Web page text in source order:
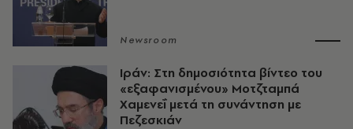
Newsroom
Ιράν: Στη δημοσιότητα βίντεο του
«εξαφανισμένου» Μοτζταμπά
Χαμενεΐ μετά τη συνάντηση με
Πεζεσκιάν